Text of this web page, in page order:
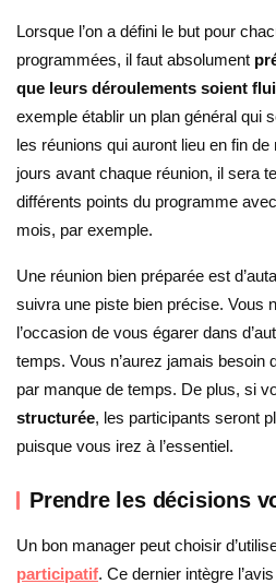
Lorsque l’on a défini le but pour
programmées, il faut absolument
que leurs déroulements soient
exemple établir un plan général qui
les réunions qui auront lieu en fin
jours avant chaque réunion, il sera
différents points du programme
mois, par exemple.
Une réunion bien préparée est
suivra une piste bien précise. Vous
l’occasion de vous égarer dans
temps. Vous n’aurez jamais besoin
par manque de temps. De plus, si
structurée, les participants seront
puisque vous irez à l’essentiel.
Prendre les décisions
Un bon manager peut choisir
participatif. Ce dernier intègre